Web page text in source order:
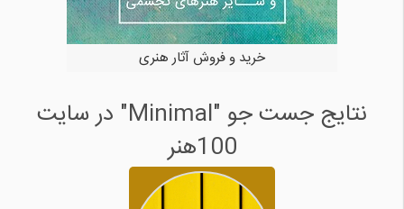
خرید و فروش آثار هنری
نتایج جست جو "Minimal" در سایت
100هنر